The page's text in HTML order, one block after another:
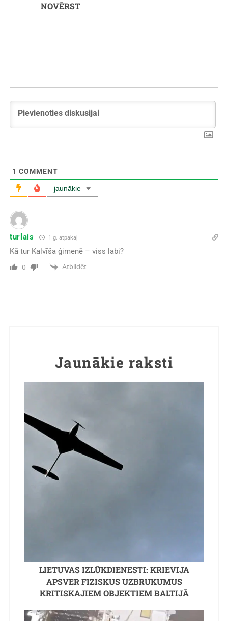
NOVĒRST
1 COMMENT
jaunākie
turlais 1 g. atpakaļ
Kā tur Kalvīša ģimenē – viss labi?
0 Atbildēt
Jaunākie raksti
LIETUVAS IZLŪKDIENESTI: KRIEVIJA
APSVER FIZISKUS UZBRUKUMUS
KRITISKAJIEM OBJEKTIEM BALTIJĀ